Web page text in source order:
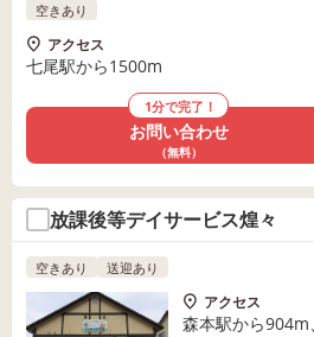
空きあり
アクセス
七尾駅から1500m
1分で完了！
お問い合わせ
（無料）
放課後等デイサービス煌々
空きあり 送迎あり
アクセス
森本駅から